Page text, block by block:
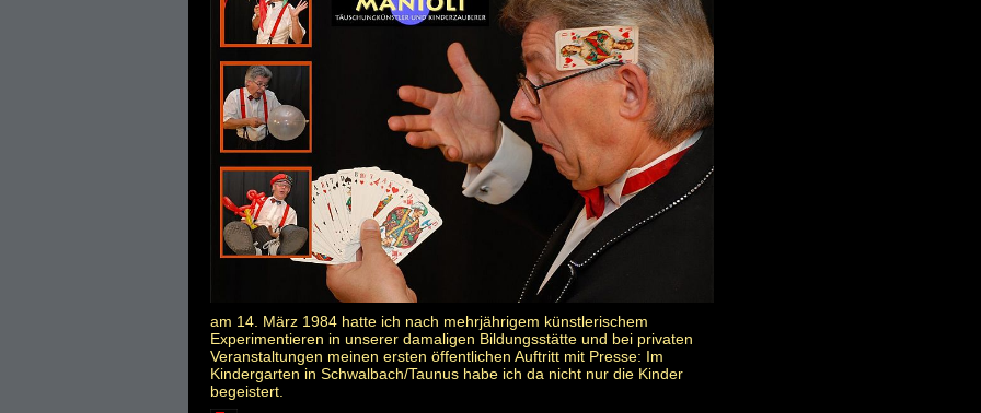
am 14. März 1984 hatte ich nach mehrjährigem künstlerischem
Experimentieren in unserer damaligen Bildungsstätte und bei privaten
Veranstaltungen meinen ersten öffentlichen Auftritt mit Presse: Im
Kindergarten in Schwalbach/Taunus habe ich da nicht nur die Kinder
begeistert.